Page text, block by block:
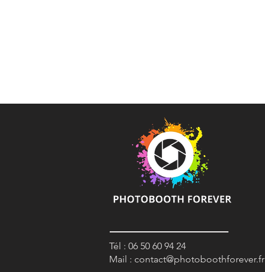
Tél : 06 50 60 94 24
Mail : contact@photoboothforever.fr